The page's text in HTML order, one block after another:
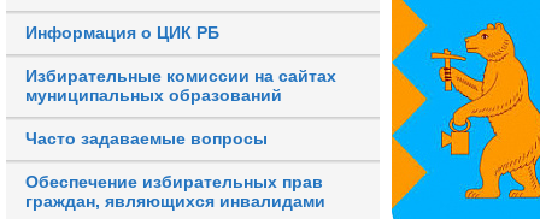
Информация о ЦИК РБ
Избирательные комиссии на сайтах
муниципальных образований
Часто задаваемые вопросы
Обеспечение избирательных прав
граждан, являющихся инвалидами